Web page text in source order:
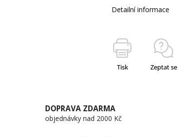
Detailní informace
Tisk Zeptat se
DOPRAVA ZDARMA
objednávky nad 2000 Kč